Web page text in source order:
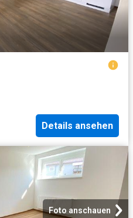
Details ansehen
Foto anschauen